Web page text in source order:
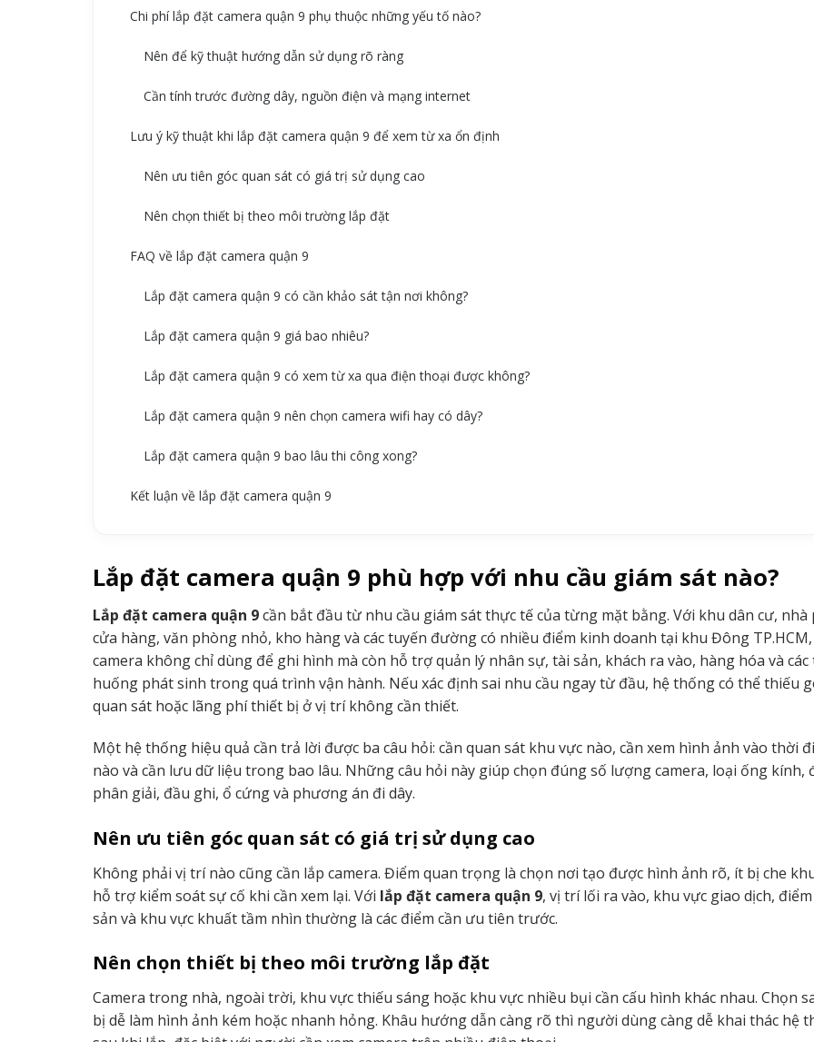
Chi phí lắp đặt camera quận 9 phụ thuộc những yếu tố nào?
Nên để kỹ thuật hướng dẫn sử dụng rõ ràng
Cần tính trước đường dây, nguồn điện và mạng internet
Lưu ý kỹ thuật khi lắp đặt camera quận 9 để xem từ xa ổn định
Nên ưu tiên góc quan sát có giá trị sử dụng cao
Nên chọn thiết bị theo môi trường lắp đặt
FAQ về lắp đặt camera quận 9
Lắp đặt camera quận 9 có cần khảo sát tận nơi không?
Lắp đặt camera quận 9 giá bao nhiêu?
Lắp đặt camera quận 9 có xem từ xa qua điện thoại được không?
Lắp đặt camera quận 9 nên chọn camera wifi hay có dây?
Lắp đặt camera quận 9 bao lâu thi công xong?
Kết luận về lắp đặt camera quận 9
Lắp đặt camera quận 9 phù hợp với nhu cầu giám sát nào?
Lắp đặt camera quận 9cần bắt đầu từ nhu cầu giám sát thực tế của từng mặt bằng. Với khu dân cư, nhà
cửa hàng, văn phòng nhỏ, kho hàng và các tuyến đường có nhiều điểm kinh doanh tại khu Đông TP.HCM,
camera không chỉ dùng để ghi hình mà còn hỗ trợ quản lý nhân sự, tài sản, khách ra vào, hàng hóa và
huống phát sinh trong quá trình vận hành. Nếu xác định sai nhu cầu ngay từ đầu, hệ thống có thể thiếu
quan sát hoặc lãng phí thiết bị ở vị trí không cần thiết.
Một hệ thống hiệu quả cần trả lời được ba câu hỏi: cần quan sát khu vực nào, cần xem hình ảnh vào thời
nào và cần lưu dữ liệu trong bao lâu. Những câu hỏi này giúp chọn đúng số lượng camera, loại ống kính,
phân giải, đầu ghi, ổ cứng và phương án đi dây.
Nên ưu tiên góc quan sát có giá trị sử dụng cao
Không phải vị trí nào cũng cần lắp camera. Điểm quan trọng là chọn nơi tạo được hình ảnh rõ, ít bị che
hỗ trợ kiểm soát sự cố khi cần xem lại. Với lắp đặt camera quận 9, vị trí lối ra vào, khu vực giao dịch,
sản và khu vực khuất tầm nhìn thường là các điểm cần ưu tiên trước.
Nên chọn thiết bị theo môi trường lắp đặt
Camera trong nhà, ngoài trời, khu vực thiếu sáng hoặc khu vực nhiều bụi cần cấu hình khác nhau. Chọn
bị dễ làm hình ảnh kém hoặc nhanh hỏng. Khâu hướng dẫn càng rõ thì người dùng càng dễ khai thác hệ